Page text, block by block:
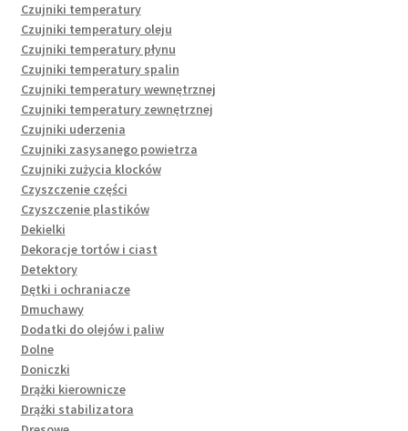
Czujniki temperatury
Czujniki temperatury oleju
Czujniki temperatury płynu
Czujniki temperatury spalin
Czujniki temperatury wewnętrznej
Czujniki temperatury zewnętrznej
Czujniki uderzenia
Czujniki zasysanego powietrza
Czujniki zużycia klocków
Czyszczenie części
Czyszczenie plastików
Dekielki
Dekoracje tortów i ciast
Detektory
Dętki i ochraniacze
Dmuchawy
Dodatki do olejów i paliw
Dolne
Doniczki
Drążki kierownicze
Drążki stabilizatora